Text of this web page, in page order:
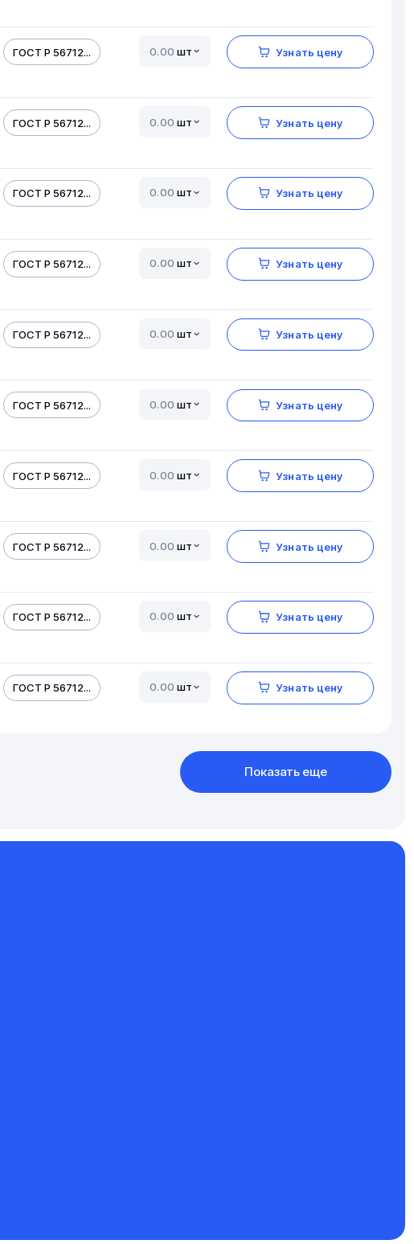
ГОСТ Р 56712... шт Узнать цену
ГОСТ Р 56712... шт Узнать цену
ГОСТ Р 56712... шт Узнать цену
ГОСТ Р 56712... шт Узнать цену
ГОСТ Р 56712... шт Узнать цену
ГОСТ Р 56712... шт Узнать цену
ГОСТ Р 56712... шт Узнать цену
ГОСТ Р 56712... шт Узнать цену
ГОСТ Р 56712... шт Узнать цену
ГОСТ Р 56712... шт Узнать цену
Показать еще